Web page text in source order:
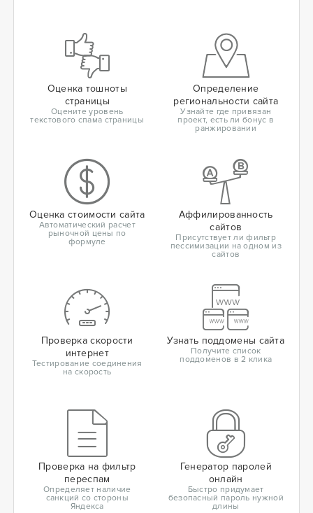
Оценка тошноты
страницы
Оцените уровень
текстового спама страницы
Определение
региональности сайта
Узнайте где привязан
проект, есть ли бонус в
ранжировании
Оценка стоимости сайта
Автоматический расчет
рыночной цены по
формуле
Аффилированность
сайтов
Присутствует ли фильтр
пессимизации на одном из
сайтов
Проверка скорости
интернет
Тестирование соединения
на скорость
Узнать поддомены сайта
Получите список
поддоменов в 2 клика
Проверка на фильтр
переспам
Определяет наличие
санкций со стороны
Яндекса
Генератор паролей
онлайн
Быстро придумает
безопасный пароль нужной
длины